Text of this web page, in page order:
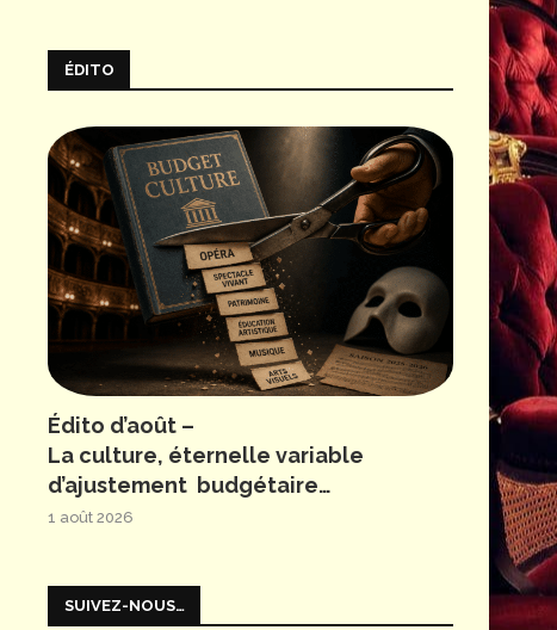
ÉDITO
Édito d’août –
La culture, éternelle variable
d’ajustement budgétaire…
1 août 2026
SUIVEZ-NOUS…